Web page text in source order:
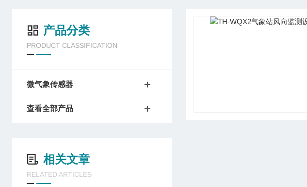
产品分类
PRODUCT CLASSIFICATION
微气象传感器
查看全部产品
相关文章
RELATED ARTICLES